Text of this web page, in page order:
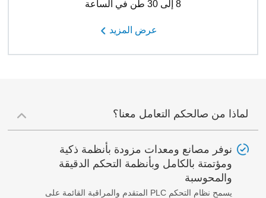
8 إلى 30 طن في الساعة
عرض المزيد
لماذا من صالحكم التعامل معنا؟
نوفر مصانع ومعدات مزودة بأنظمة ذكية
ومؤتمتة بالكامل وبأنظمة التحكم الدقيقة
والمحوسبة
يسمح نظام التحكم PLC المتقدم والمراقبة القائمة على